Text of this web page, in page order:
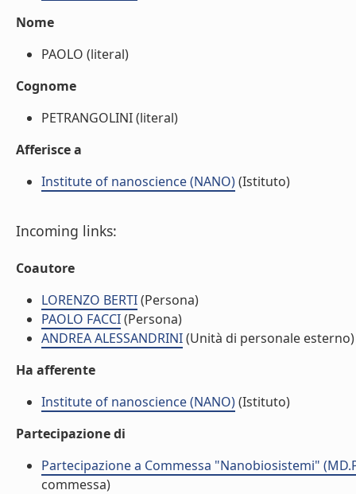
Nome
PAOLO (literal)
Cognome
PETRANGOLINI (literal)
Afferisce a
Institute of nanoscience (NANO)(Istituto)
Incoming links:
Coautore
LORENZO BERTI(Persona)
PAOLO FACCI(Persona)
ANDREA ALESSANDRINI(Unità di personale esterno)
Ha afferente
Institute of nanoscience (NANO)(Istituto)
Partecipazione di
Partecipazione a Commessa "Nanobiosistemi"
commessa)